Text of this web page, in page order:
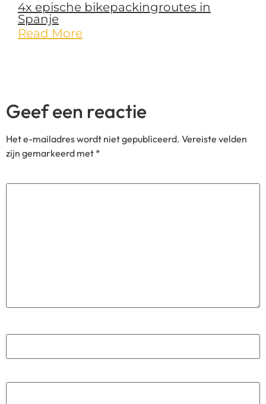
4x epische bikepackingroutes in
Spanje
Read More
Geef een reactie
Het e-mailadres wordt niet gepubliceerd. Vereiste velden
zijn gemarkeerd met *